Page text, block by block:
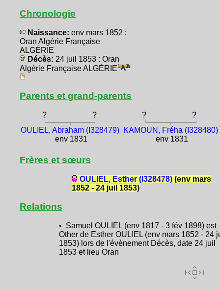
Chronologie
Naissance: env mars 1852 :
Oran Algérie Française
ALGÉRIE
Décès: 24 juil 1853 : Oran
Algérie Française ALGÉRIE
Parents et grand-parents
? ? ?
?
OULIEL, Abraham (I328479)
env 1831
KAMOUN, Fréha (I328480)
env 1831
Frères et sœurs
OULIEL, Esther (I328478)(env mars
1852 - 24 juil 1853)
Relations
• Samuel OULIEL (env 1817 - 3 fév 1898) est
Other de Esther OULIEL (env mars 1852 - 24
1853) lors de l'évènement Décès, date 24 juil
1853 et lieu Oran